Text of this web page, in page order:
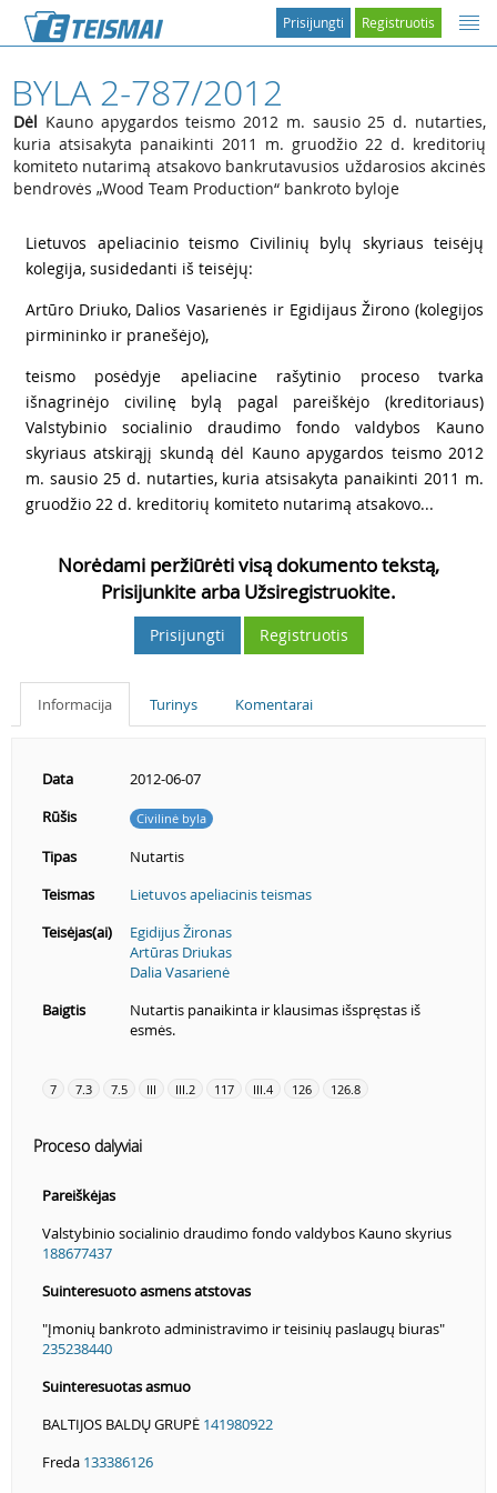
Registruotis
Prisijungti
BYLA 2-787/2012
Dėl Kauno apygardos teismo 2012 m. sausio 25 d. nutarties,
kuria atsisakyta panaikinti 2011 m. gruodžio 22 d. kreditorių
komiteto nutarimą atsakovo bankrutavusios uždarosios akcinės
bendrovės „Wood Team Production“ bankroto byloje
Lietuvos apeliacinio teismo Civilinių bylų skyriaus teisėjų
kolegija, susidedanti iš teisėjų:
Artūro Driuko, Dalios Vasarienės ir Egidijaus Žirono (kolegijos
pirmininko ir pranešėjo),
teismo posėdyje apeliacine rašytinio proceso tvarka
išnagrinėjo civilinę bylą pagal pareiškėjo (kreditoriaus)
Valstybinio socialinio draudimo fondo valdybos Kauno
skyriaus atskirąjį skundą dėl Kauno apygardos teismo 2012
m. sausio 25 d. nutarties, kuria atsisakyta panaikinti 2011 m.
gruodžio 22 d. kreditorių komiteto nutarimą atsakovo...
Norėdami peržiūrėti visą dokumento tekstą,
Prisijunkite arba Užsiregistruokite.
Prisijungti Registruotis
Informacija Turinys Komentarai
Data
2012-06-07
Rūšis
Civilinė byla
Tipas
Nutartis
Teismas
Lietuvos apeliacinis teismas
Teisėjas(ai)
Egidijus Žironas
Artūras Driukas
Dalia Vasarienė
Baigtis
Nutartis panaikinta ir klausimas išspręstas iš
esmės.
7 7.3 7.5 III III.2 117 III.4 126 126.8
Proceso dalyviai
Pareiškėjas
Valstybinio socialinio draudimo fondo valdybos Kauno skyrius
188677437
Suinteresuoto asmens atstovas
"Įmonių bankroto administravimo ir teisinių paslaugų biuras"
235238440
Suinteresuotas asmuo
BALTIJOS BALDŲ GRUPĖ 141980922
Freda 133386126